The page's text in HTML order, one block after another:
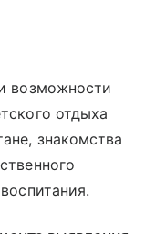
возможности
отдыха
знакомства